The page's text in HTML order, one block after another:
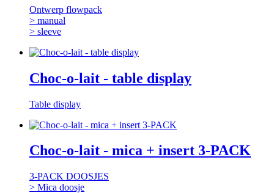
Ontwerp flowpack
> manual
> sleeve
Choc-o-lait - table display
Table display
Choc-o-lait - mica + insert 3-PACK
3-PACK DOOSJES
> Mica doosje